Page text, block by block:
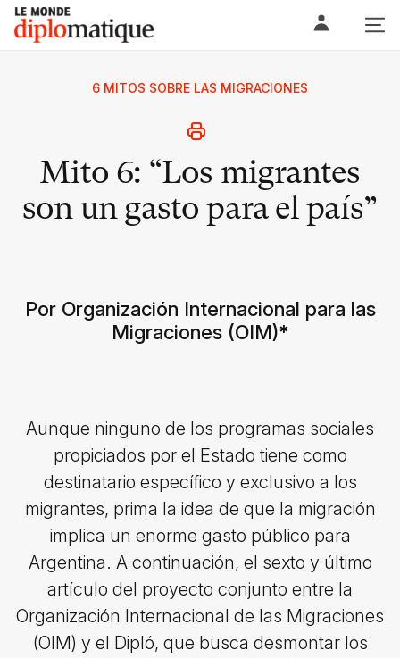
Skip
content
Le monde diplomatique
6 MITOS SOBRE LAS MIGRACIONES
Mito 6: “Los migrantes
son un gasto para el país”
Por Organización Internacional para las
Migraciones (OIM)*
Aunque ninguno de los programas sociales
propiciados por el Estado tiene como
destinatario específico y exclusivo a los
migrantes, prima la idea de que la migración
implica un enorme gasto público para
Argentina. A continuación, el sexto y último
artículo del proyecto conjunto entre la
Organización Internacional de las Migraciones
(OIM) y el Dipló, que busca desmontar los